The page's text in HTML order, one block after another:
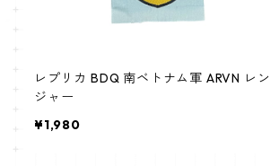
レプリカ BDQ 南ベトナム軍 ARVN レン
ジャー
¥1,980